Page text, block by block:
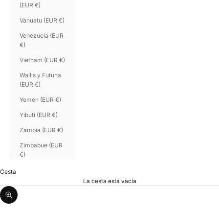
(EUR €)
Vanuatu (EUR €)
Venezuela (EUR
€)
Vietnam (EUR €)
Wallis y Futuna
(EUR €)
Yemen (EUR €)
Yibuti (EUR €)
Zambia (EUR €)
Zimbabue (EUR
€)
Cesta
La cesta está vacía
Zoom